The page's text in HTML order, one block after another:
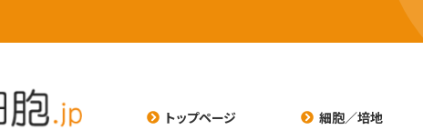
トップページ
細胞／培地